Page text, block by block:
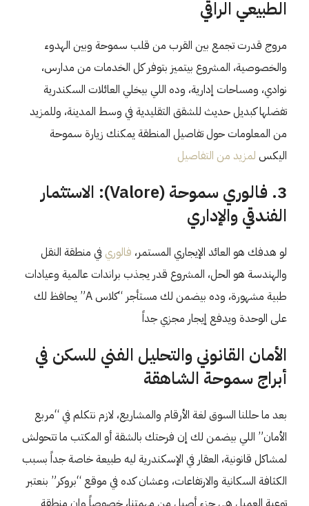
الطبيعي الراقي
مروج قدرت تجمع بين القرب من قلب سموحة وبين الهدوء
والخصوصية، المشروع بيتميز بتوفر كل الخدمات من مدارس،
نوادي، ومساحات إدارية، وده اللي بيخلي العائلات السكندرية
تفضلها كبديل حديث للشقق التقليدية في وسط المدينة، وللمزيد
من المعلومات حول تفاصيل المنطقة يمكنك زيارة سموحة
اليكس لمزيد من التفاصيل
3. فالوري سموحة (Valore): الاستثمار
الفندقي والإداري
لو هدفك هو العائد الإيجاري المستمر، فالوري في منطقة النقل
والهندسة هو الحل، المشروع قدر يجذب براندات عالمية وعيادات
طبية مشهورة، وده بيضمن لك مستأجر “كلاس A” يحافظ لك
على الوحدة ويدفع إيجار مجزي جداً
الأمان القانوني والتحليل الفني للسكن في
أبراج سموحة الشاهقة
بعد ما حللنا السوق لغة الأرقام والمشاريع، لازم نتكلم في “مربع
الأمان” اللي بيضمن لك إن فرحتك بالشقة أو المكتب ما تتحولش
لمشاكل قانونية، العقار في الإسكندرية ليه طبيعة خاصة جداً بسبب
الكثافة السكانية والارتفاعات، وعشان كده في موقع “بروكر” بنعتبر